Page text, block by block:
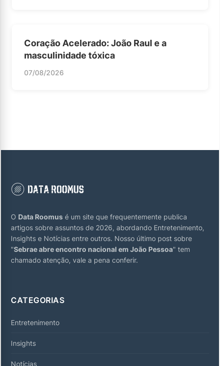
Coração Acelerado: João Raul e a
masculinidade tóxica
07/08/2026
O Data Roomus é um site que frequentemente publica
artigos sobre assuntos de 2026, abordando Entretenimento,
Insights e Notícias entre outros. Nosso último post sobre
"Sebrae abre encontro nacional em João Pessoa" tem
chamado atenção, vale a pena conferir.
CATEGORIAS
Entretenimento
Insights
Notícias